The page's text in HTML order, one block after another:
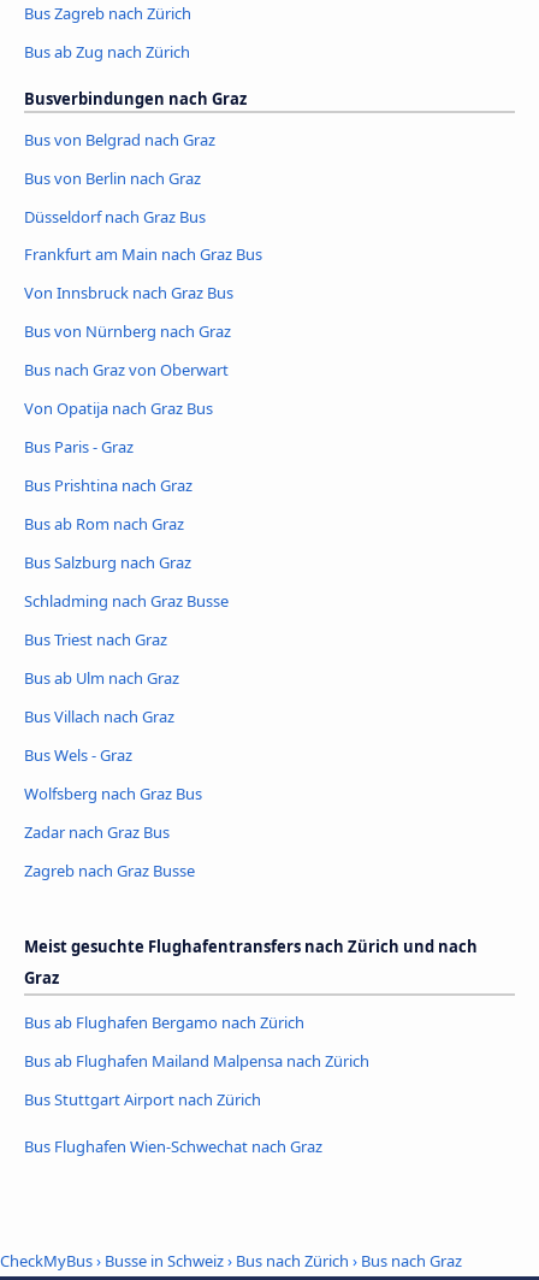
Bus Zagreb nach Zürich
Bus ab Zug nach Zürich
Busverbindungen nach Graz
Bus von Belgrad nach Graz
Bus von Berlin nach Graz
Düsseldorf nach Graz Bus
Frankfurt am Main nach Graz Bus
Von Innsbruck nach Graz Bus
Bus von Nürnberg nach Graz
Bus nach Graz von Oberwart
Von Opatija nach Graz Bus
Bus Paris - Graz
Bus Prishtina nach Graz
Bus ab Rom nach Graz
Bus Salzburg nach Graz
Schladming nach Graz Busse
Bus Triest nach Graz
Bus ab Ulm nach Graz
Bus Villach nach Graz
Bus Wels - Graz
Wolfsberg nach Graz Bus
Zadar nach Graz Bus
Zagreb nach Graz Busse
Meist gesuchte Flughafentransfers nach Zürich und nach
Graz
Bus ab Flughafen Bergamo nach Zürich
Bus ab Flughafen Mailand Malpensa nach Zürich
Bus Stuttgart Airport nach Zürich
Bus Flughafen Wien-Schwechat nach Graz
CheckMyBus› Busse in Schweiz› Bus nach Zürich › Bus nach Graz